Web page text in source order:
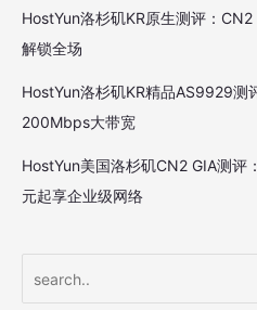
HostYun洛杉矶KR原生测评：
解锁全场
HostYun洛杉矶KR精品AS9929测
200Mbps大带宽
HostYun美国洛杉矶CN2 GIA测
元起享企业级网络